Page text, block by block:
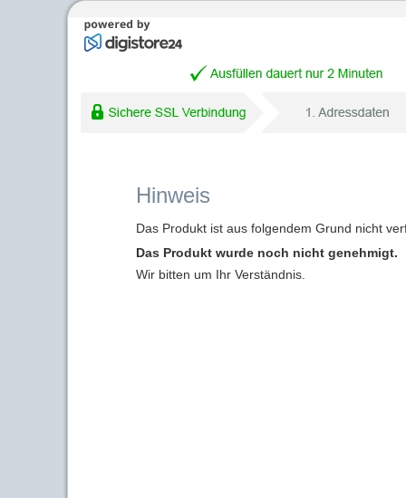
Hinweis
Das Produkt ist aus folgendem Grund nicht
Das Produkt wurde noch nicht genehmigt.
Wir bitten um Ihr Verständnis.